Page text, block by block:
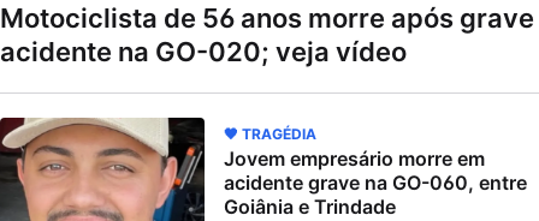
Motociclista de 56 anos morre após grave
acidente na GO-020; veja vídeo
🖤 TRAGÉDIA
Jovem empresário morre em
acidente grave na GO-060, entre
Goiânia e Trindade